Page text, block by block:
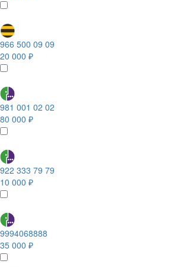
966 500 09 09
20 000 ₽
981 001 02 02
80 000 ₽
922 333 79 79
10 000 ₽
9994068888
35 000 ₽